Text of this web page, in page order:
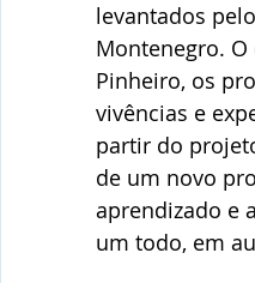
levantados
Montenegro. O
Pinheiro, os
vivências e
partir do
de um novo
aprendizado e
um todo, em